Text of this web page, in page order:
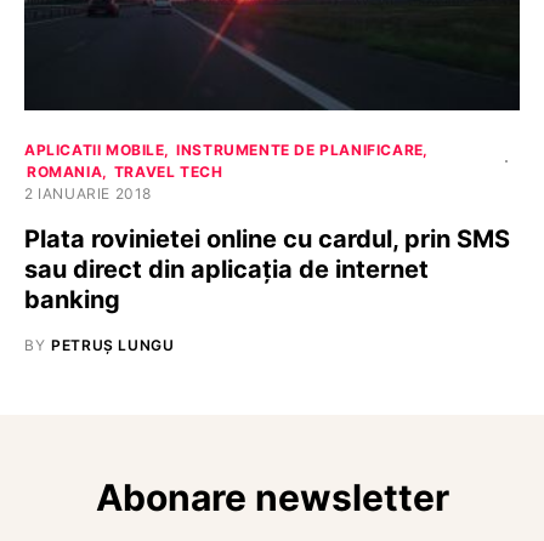
APLICATII MOBILE
INSTRUMENTE DE PLANIFICARE
ROMANIA
TRAVEL TECH
2 IANUARIE 2018
Plata rovinietei online cu cardul, prin SMS
sau direct din aplicația de internet
banking
BY PETRUȘ LUNGU
Abonare newsletter